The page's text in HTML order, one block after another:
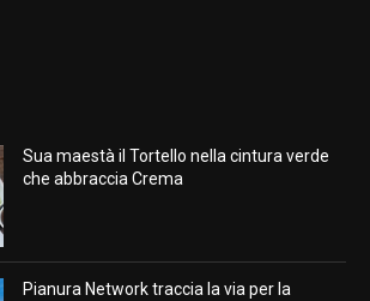
Sua maestà il Tortello nella cintura verde
che abbraccia Crema
Pianura Network traccia la via per la